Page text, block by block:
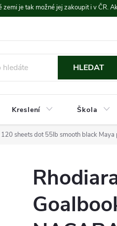
je tak možné jej zakoupit i v ČR.
HLEDAT
Kreslení Škola
sheets dot 55lb smooth black Maya